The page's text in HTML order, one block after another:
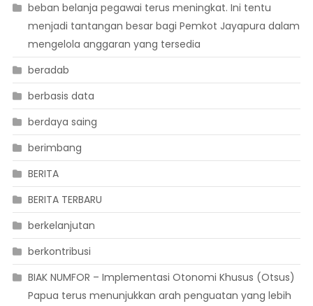
beban belanja pegawai terus meningkat. Ini tentu
menjadi tantangan besar bagi Pemkot Jayapura dalam
mengelola anggaran yang tersedia
beradab
berbasis data
berdaya saing
berimbang
BERITA
BERITA TERBARU
berkelanjutan
berkontribusi
BIAK NUMFOR – Implementasi Otonomi Khusus (Otsus)
Papua terus menunjukkan arah penguatan yang lebih